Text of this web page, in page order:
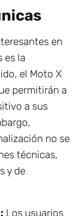
en
es la
el Moto X
permitirán a
a sus
no se
técnicas,
y de
Los usuarios